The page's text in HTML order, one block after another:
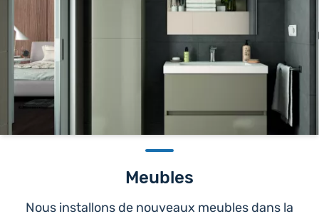
Meubles
Nous installons de nouveaux meubles dans la